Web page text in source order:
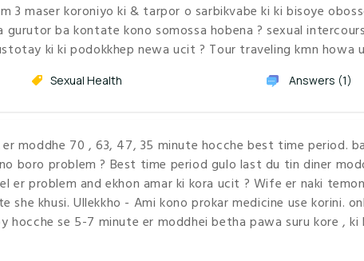
maser koroniyo ki & tarpor o sarbikvabe ki ki bisoye
ba kontate kono somossa hobena ? sexual
ki ki podokkhep newa ucit ? Tour traveling kmn howa
Sexual Health Answers (1)
moddhe 70 , 63, 47, 35 minute hocche best time period.
boro problem ? Best time period gulo last du tin diner
er problem and ekhon amar ki kora ucit ? Wife er naki
khusi. Ullekkho - Ami kono prokar medicine use korini.
hocche se 5-7 minute er moddhei betha pawa suru kore , ki